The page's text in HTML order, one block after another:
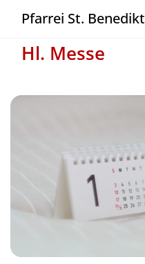
Pfarrei St. Benedikt
Hl. Messe